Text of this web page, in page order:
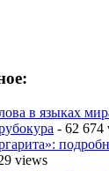
в языках
- 62 674
views